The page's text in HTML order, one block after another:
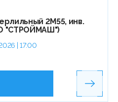
2М55, инв.
"СТРОЙМАШ")
| 17:00